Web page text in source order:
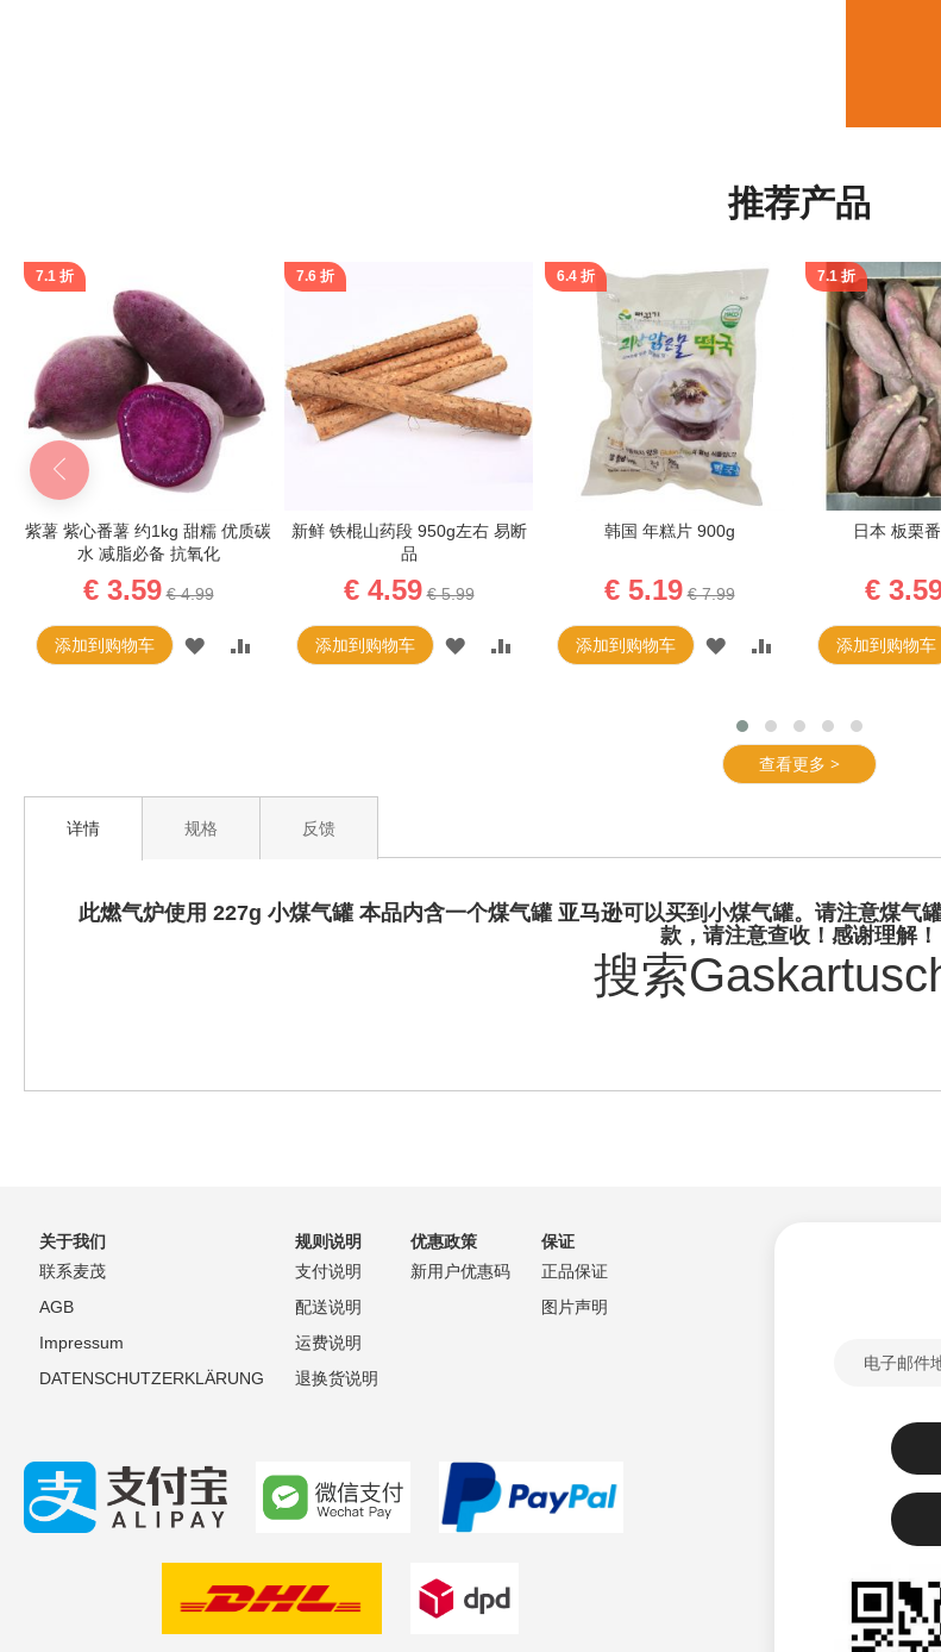
开
头
推荐产品
7.1 折
紫薯 紫心番薯 约1kg 甜糯 优质碳
水 减脂必备 抗氧化
€ 3.59 € 4.99
添加到购物车
7.6 折
新鲜 铁棍山药段 950g左右 易断
品
€ 4.59 € 5.99
添加到购物车
6.4 折
韩国 年糕片 900g
€ 5.19 € 7.99
添加到购物车
7.1 折
日本 板栗
€
添加到购物车
查看更多 >
详情
此燃气炉使用 227g 小煤气罐 本品内含一个煤气罐 亚马逊可以买到小煤气罐。请注意煤气
款，请注意查收！感谢理解！
搜索
规格 反馈
关于我们
联系麦茂
AGB
Impressum
DATENSCHUTZERKLÄRUNG
规则说明
支付说明
配送说明
运费说明
退换货说明
优惠政策
新用户优惠码
保证
正品保证
图片声明